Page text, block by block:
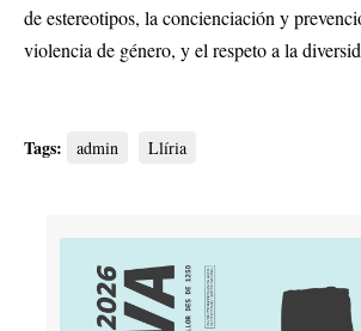
de estereotipos, la concienciación y
violencia de género, y el respeto a la
Tags: admin Llíria